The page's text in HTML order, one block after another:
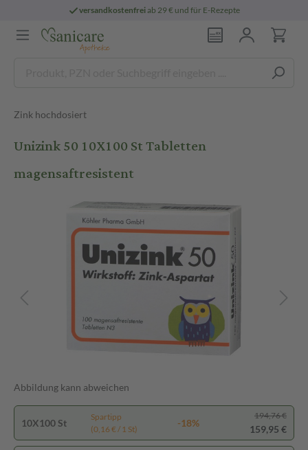
versandkostenfreiab 29 € und für E-Rezepte
Zink hochdosiert
Unizink 50 10X100 St Tabletten
magensaftresistent
Abbildung kann abweichen
10X100 St
Spartipp
(0,16 € / 1 St)
-18%
194,76 €
159,95 €